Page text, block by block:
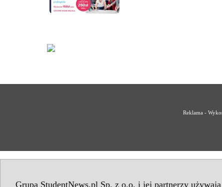
Grupa StudentNews.pl Sp. z o.o. i jej partnerzy
Reklama -